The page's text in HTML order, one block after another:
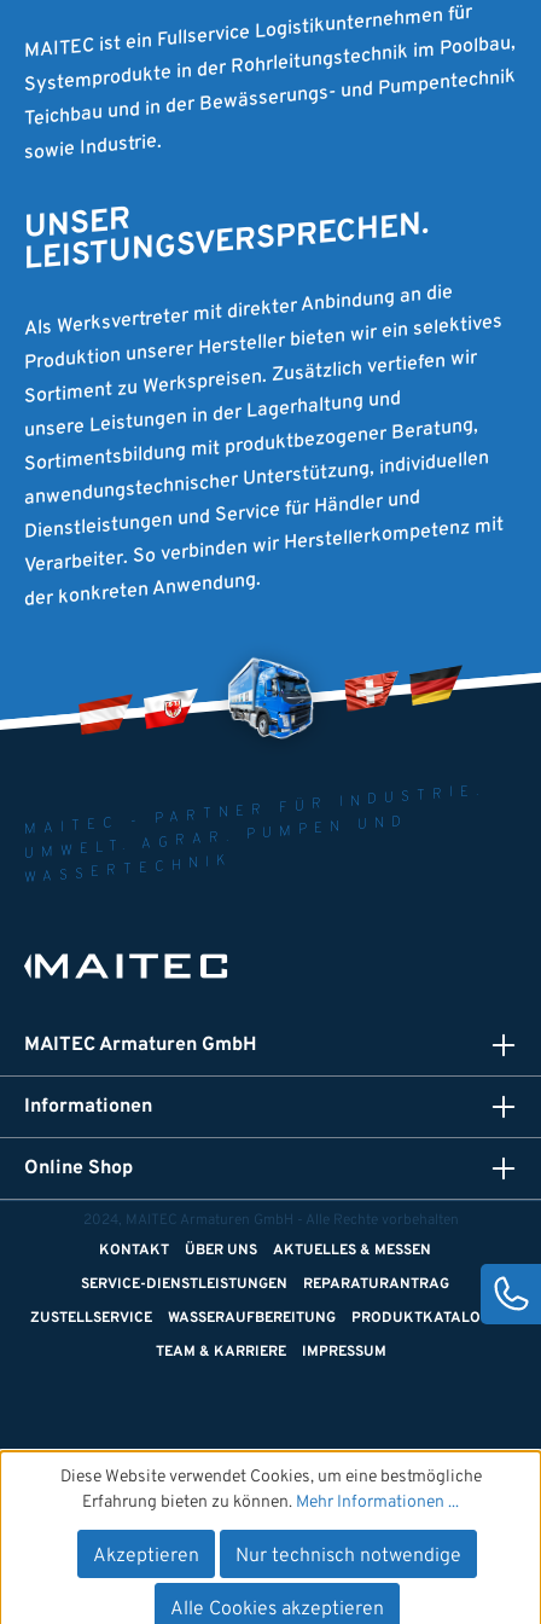
MAITEC ist ein Fullservice Logistikunternehmen für
Systemprodukte in der Rohrleitungstechnik im Poolbau,
Teichbau und in der Bewässerungs- und Pumpentechnik
sowie Industrie.
UNSER
LEISTUNGSVERSPRECHEN.
Als Werksvertreter mit direkter Anbindung an die
Produktion unserer Hersteller bieten wir ein selektives
Sortiment zu Werkspreisen. Zusätzlich vertiefen wir
unsere Leistungen in der Lagerhaltung und
Sortimentsbildung mit produktbezogener Beratung,
anwendungstechnischer Unterstützung, individuellen
Dienstleistungen und Service für Händler und
Verarbeiter. So verbinden wir Herstellerkompetenz mit
der konkreten Anwendung.
MAITEC - PARTNER FÜR INDUSTRIE.
UMWELT. AGRAR. PUMPEN UND
WASSERTECHNIK
MAITEC Armaturen GmbH
Informationen
Online Shop
2024, MAITEC Armaturen GmbH - Alle Rechte vorbehalten
KONTAKT
ÜBER UNS
AKTUELLES & MESSEN
SERVICE-DIENSTLEISTUNGEN
REPARATURANTRAG
ZUSTELLSERVICE
WASSERAUFBEREITUNG
PRODUKTKATALOGE
TEAM & KARRIERE
IMPRESSUM
Diese Website verwendet Cookies, um eine bestmögliche
Erfahrung bieten zu können. Mehr Informationen ...
Nur technisch notwendige
Akzeptieren
Alle Cookies akzeptieren